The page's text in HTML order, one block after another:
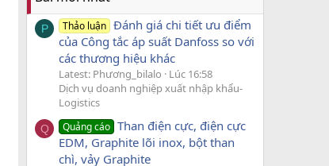
P Thảo luận Đánh giá chi tiết ưu điểm
của Công tắc áp suất Danfoss so với
các thương hiệu khác
Latest: Phương_bilalo
Lúc 16:58
Dịch vụ doanh nghiệp xuất nhập khẩu-
Logistics
Q Quảng cáo Than điện cực, điện cực
EDM, Graphite lõi inox, bột than
chì, vảy Graphite